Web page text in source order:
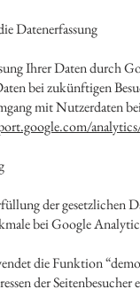
Datenerfassung
Ihrer Daten durch
bei zukünftigen
mit Nutzerdaten
der gesetzlichen
bei Google
die Funktion
der